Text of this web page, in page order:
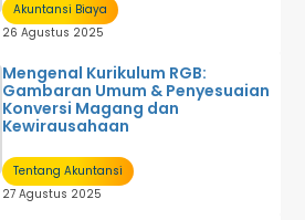
Akuntansi Biaya
26 Agustus 2025
Mengenal Kurikulum RGB:
Gambaran Umum & Penyesuaian
Konversi Magang dan
Kewirausahaan
Tentang Akuntansi
27 Agustus 2025